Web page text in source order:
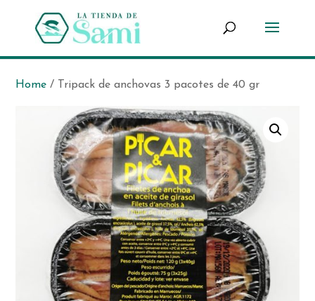
Home / Tripack de anchovas 3 pacotes de 40 gr